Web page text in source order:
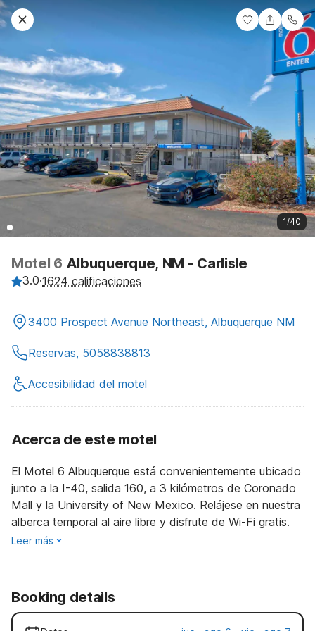
1/40
Motel 6 Albuquerque, NM - Carlisle
3.0·1624 calificaciones
3400 Prospect Avenue Northeast, Albuquerque NM
Reservas, 5058838813
Accesibilidad del motel
Acerca de este motel
El Motel 6 Albuquerque está convenientemente ubicado
junto a la I-40, salida 160, a 3 kilómetros de Coronado
Mall y la University of New Mexico. Relájese en nuestra
alberca temporal al aire libre y disfrute de Wi-Fi gratis.
Leer más
Booking details